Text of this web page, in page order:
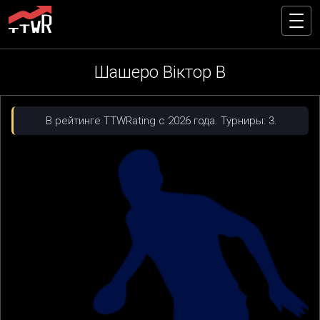
Шашеро Віктор В
В рейтинге TTWRating с 2026 года. Турниры: 3.